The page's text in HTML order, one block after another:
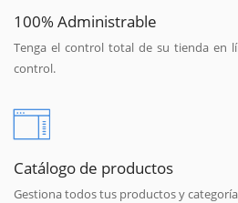
100% Administrable
Tenga el control total de su tienda en
control.
Catálogo de productos
Gestiona todos tus productos y